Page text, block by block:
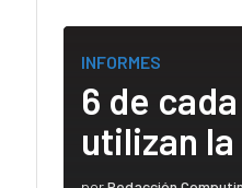
INFORMES
6 de
utilizan